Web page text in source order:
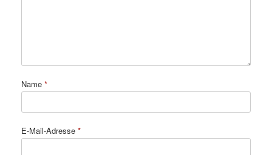
Name *
E-Mail-Adresse *